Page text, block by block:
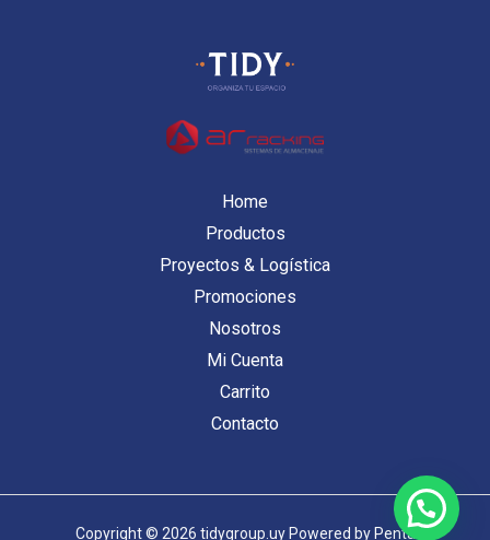
Home
Productos
Proyectos & Logística
Promociones
Nosotros
Mi Cuenta
Carrito
Contacto
Copyright © 2026 tidygroup.uy Powered by Penta